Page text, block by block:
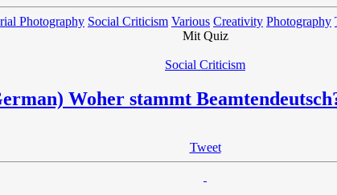
Photography Social Criticism Various Creativity Photography
Mit Quiz
Social Criticism
Woher stammt
Tweet